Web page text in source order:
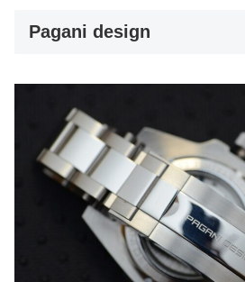
Pagani design